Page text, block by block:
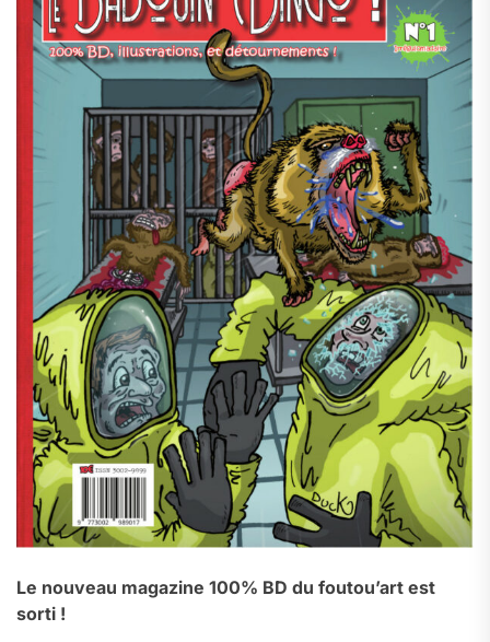
Le nouveau magazine 100% BD du foutou’art est
sorti !